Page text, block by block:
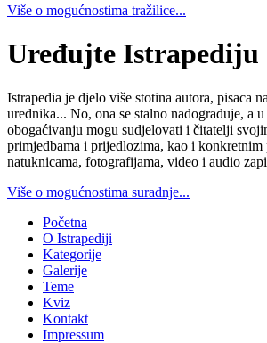
Više o mogućnostima tražilice...
Uređujte Istrapediju
Istrapedia je djelo više stotina autora, pisaca
urednika... No, ona se stalno nadograđuje, a
obogaćivanju mogu sudjelovati i čitatelji
primjedbama i prijedlozima, kao i konkretnim
natuknicama, fotografijama, video i audio
Više o mogućnostima suradnje...
Početna
O Istrapediji
Kategorije
Galerije
Teme
Kviz
Kontakt
Impressum